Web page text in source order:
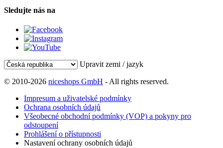
Sledujte nás na
Upravit zemi / jazyk
© 2010-2026 niceshops GmbH - All rights reserved.
Impresum a uživatelské podmínky
Ochrana osobních údajů
Všeobecné obchodní podmínky (VOP) a pokyny pro
odstoupení
Prohlášení o přístupnosti
Nastavení ochrany osobních údajů